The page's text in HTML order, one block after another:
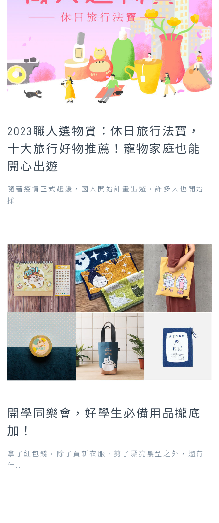
2023職人選物賞：休日旅行法寶，
十大旅行好物推薦！寵物家庭也能
開心出遊
隨著疫情正式趨緩，國人開始計畫出遊，許多人也開始
採...
開學同樂會，好學生必備用品攏底
加！
拿了紅包錢，除了買新衣服、剪了漂亮髮型之外，還有
什...